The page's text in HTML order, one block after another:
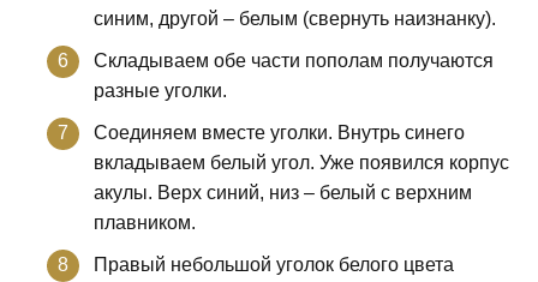
синим, другой – белым (свернуть наизнанку).
Складываем обе части пополам получаются
разные уголки.
Соединяем вместе уголки. Внутрь синего
вкладываем белый угол. Уже появился корпус
акулы. Верх синий, низ – белый с верхним
плавником.
Правый небольшой уголок белого цвета